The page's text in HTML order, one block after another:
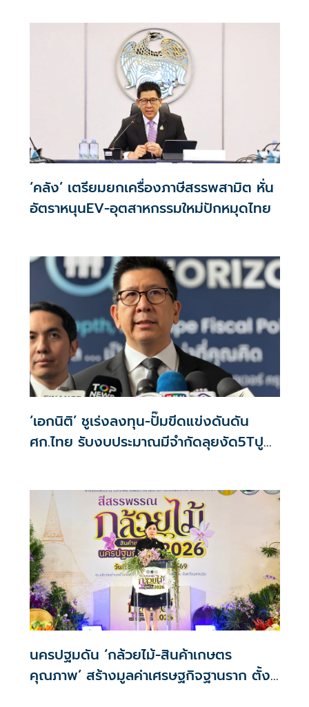
‘คลัง’ เตรียมยกเครื่องภาษีสรรพสามิต หั่น
อัตราหนุนEV-อุตสาหกรรมใหม่ปักหมุดไทย
‘เอกนิติ’ ชูเร่งลงทุน-ปั๊มขีดแข่งดันดัน
ศก.ไทย รับงบประมาณมีจำกัดลุยงัด5Tปู
นครปฐมดัน ‘กล้วยไม้-สินค้าเกษตร
คุณภาพ’ สร้างมูลค่าเศรษฐกิจฐานราก ตั้ง